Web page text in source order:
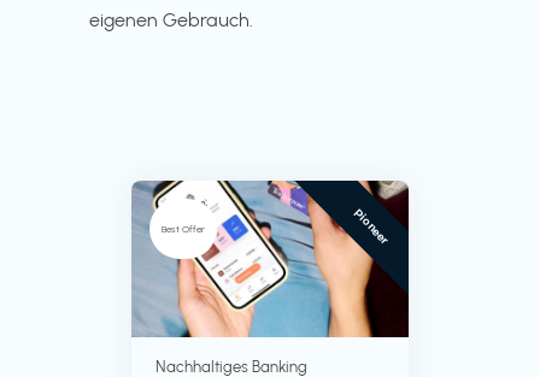
eigenen Gebrauch.
Best Offer Pioneer
Nachhaltiges Banking